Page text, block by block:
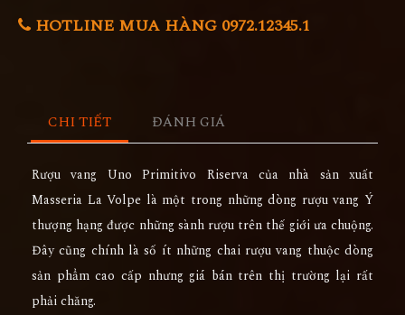
HOTLINE MUA HÀNG 0972.12345.1
CHI TIẾT ĐÁNH GIÁ
Rượu vang Uno Primitivo Riserva của nhà sản xuất
Masseria La Volpe là một trong những dòng rượu vang Ý
thượng hạng được những sành rượu trên thế giới ưa chuộng.
Đây cũng chính là số ít những chai rượu vang thuộc dòng
sản phẩm cao cấp nhưng giá bán trên thị trường lại rất
phải chăng.